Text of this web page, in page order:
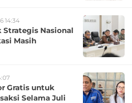
14:34
Strategis Nasional
Masih
Gratis untuk
Selama Juli